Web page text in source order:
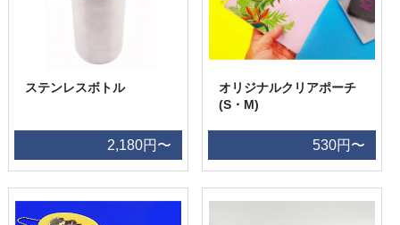
ステンレスボトル
2,180円〜
オリジナルクリアポーチ
(S・M)
530円〜